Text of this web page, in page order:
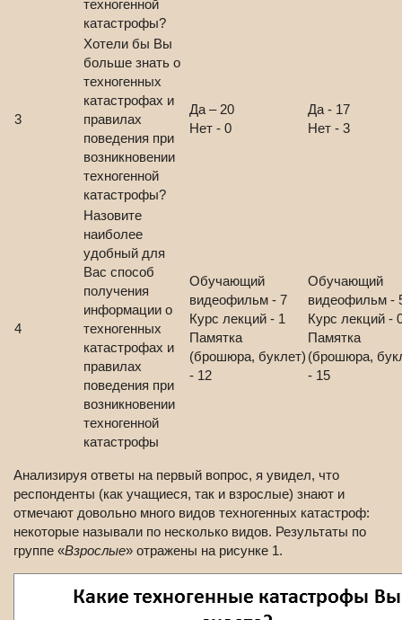
техногенной
катастрофы?
3
Хотели бы Вы
больше знать о
техногенных
катастрофах и
правилах
поведения при
возникновении
техногенной
катастрофы?
Да – 20
Нет - 0
Да - 17
Нет - 3
4
Назовите
наиболее
удобный для
Вас способ
получения
информации о
техногенных
катастрофах и
правилах
поведения при
возникновении
техногенной
катастрофы
Обучающий
видеофильм - 7
Курс лекций - 1
Памятка
(брошюра, буклет)
- 12
Обучающий
видеофильм -
Курс лекций -
Памятка
(брошюра,
- 15
Анализируя ответы на первый вопрос, я увидел, что
респонденты (как учащиеся, так и взрослые) знают и
отмечают довольно много видов техногенных катастроф:
некоторые называли по несколько видов. Результаты по
группе «Взрослые» отражены на рисунке 1.